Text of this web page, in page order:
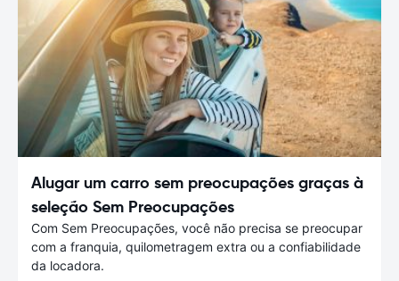
Alugar um carro sem preocupações graças à
seleção Sem Preocupações
Com Sem Preocupações, você não precisa se preocupar
com a franquia, quilometragem extra ou a confiabilidade
da locadora.